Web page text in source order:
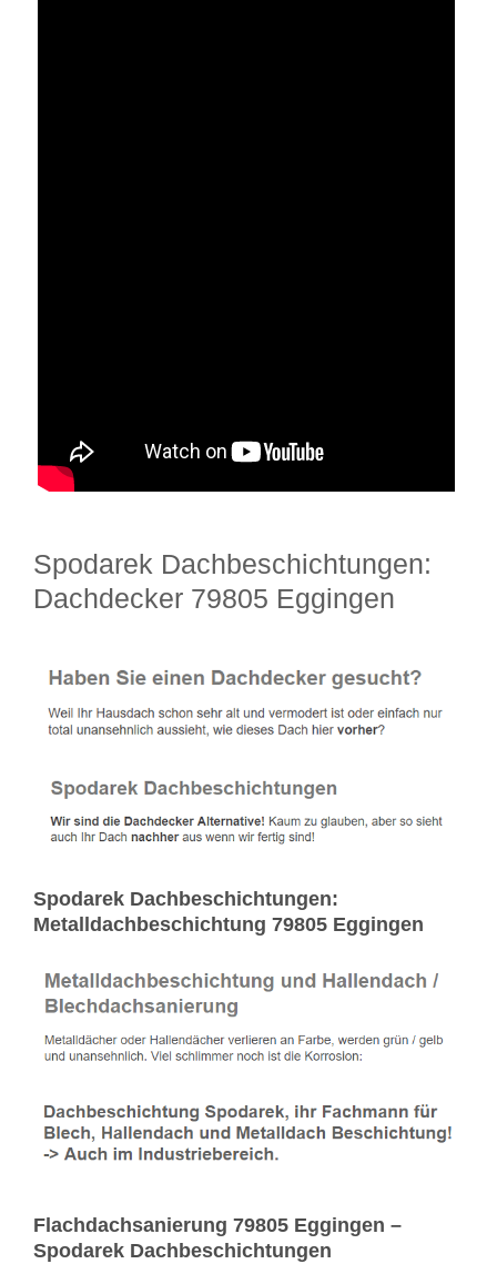
Spodarek Dachbeschichtungen:
Dachdecker 79805 Eggingen
Spodarek Dachbeschichtungen:
Metalldachbeschichtung 79805 Eggingen
Flachdachsanierung 79805 Eggingen –
Spodarek Dachbeschichtungen